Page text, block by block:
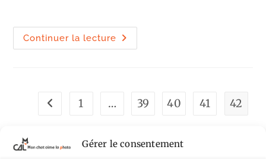
Gérer le consentement
publication :
Continuer la lecture Le
Go to the previous page
1 … 39 40 41 42